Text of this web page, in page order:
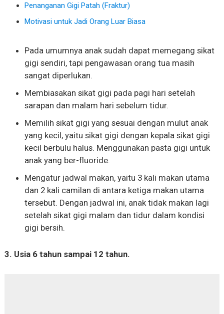
Penanganan Gigi Patah (Fraktur)
Motivasi untuk Jadi Orang Luar Biasa
Pada umumnya anak sudah dapat memegang sikat
gigi sendiri, tapi pengawasan orang tua masih
sangat diperlukan.
Membiasakan sikat gigi pada pagi hari setelah
sarapan dan malam hari sebelum tidur.
Memilih sikat gigi yang sesuai dengan mulut anak
yang kecil, yaitu sikat gigi dengan kepala sikat gigi
kecil berbulu halus. Menggunakan pasta gigi untuk
anak yang ber-fluoride.
Mengatur jadwal makan, yaitu 3 kali makan utama
dan 2 kali camilan di antara ketiga makan utama
tersebut. Dengan jadwal ini, anak tidak makan lagi
setelah sikat gigi malam dan tidur dalam kondisi
gigi bersih.
3. Usia 6 tahun sampai 12 tahun.